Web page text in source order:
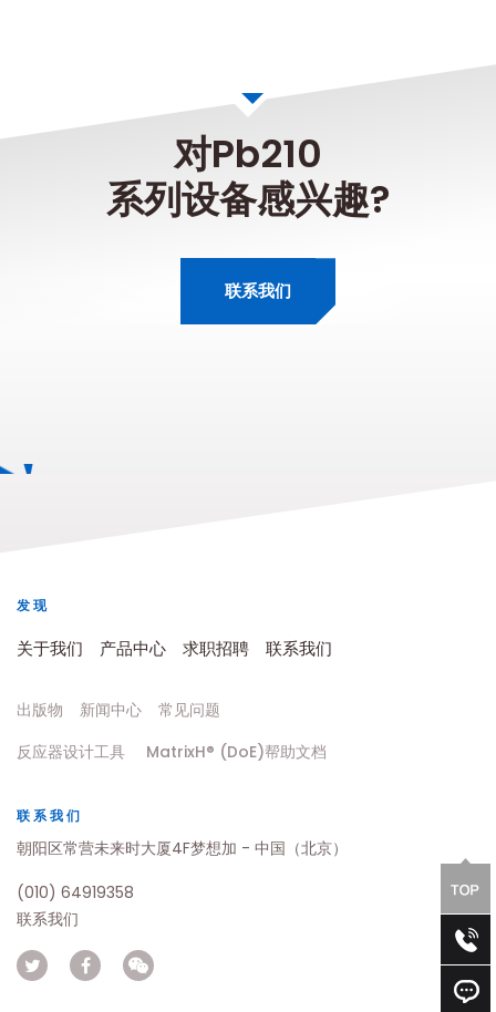
对Pb210
系列设备感兴趣?
联系我们
发现
关于我们 产品中心 求职招聘 联系我们
出版物 新闻中心
常见问题
反应器设计工具
MatrixH® (DoE)帮助文档
联系我们
朝阳区常营未来时大厦4F梦想加 - 中国（北京）
(010) 64919358
联系我们